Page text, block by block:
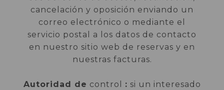
cancelación y oposición enviando un
correo electrónico o mediante el
servicio postal a los datos de contacto
en nuestro sitio web de reservas y en
nuestras facturas.
Autoridad de control : si un interesado